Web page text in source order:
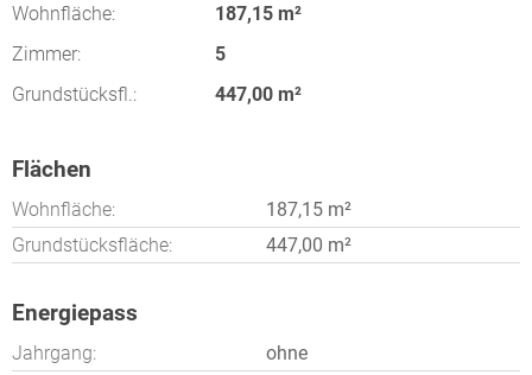
Wohnfläche:
187,15 m²
Zimmer:
5
Grundstücksfl.:
447,00 m²
Flächen
Wohnfläche:
187,15 m²
Grundstücksfläche:
447,00 m²
Energiepass
Jahrgang:
ohne